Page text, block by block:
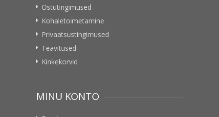
Ostutingimused
Kohaletoimetamine
Privaatsustingimused
Teavitused
Kinkekorvid
MINU KONTO